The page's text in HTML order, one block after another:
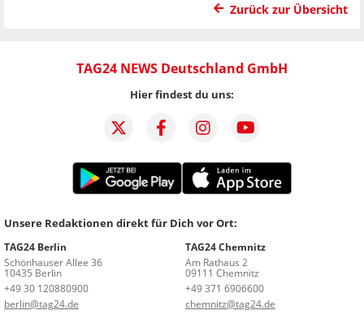
Zurück zur Übersicht
TAG24 NEWS Deutschland GmbH
Hier findest du uns:
Unsere Redaktionen direkt für Dich vor Ort:
TAG24 Berlin
Schönhauser Allee 36
10435 Berlin
+49 30 120880900
berlin@tag24.de
TAG24 Chemnitz
Am Rathaus 2
09111 Chemnitz
+49 371 6906600
chemnitz@tag24.de